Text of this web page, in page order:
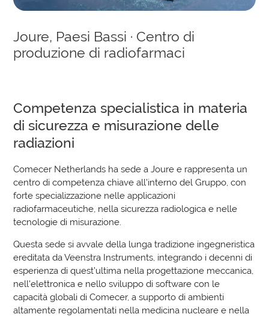
Joure, Paesi Bassi · Centro di
produzione di radiofarmaci
Competenza specialistica in materia
di sicurezza e misurazione delle
radiazioni
Comecer Netherlands ha sede a Joure e rappresenta un
centro di competenza chiave all'interno del Gruppo, con
forte specializzazione nelle applicazioni
radiofarmaceutiche, nella sicurezza radiologica e nelle
tecnologie di misurazione.
Questa sede si avvale della lunga tradizione ingegneristica
ereditata da Veenstra Instruments, integrando i decenni di
esperienza di quest’ultima nella progettazione meccanica,
nell'elettronica e nello sviluppo di software con le
capacità globali di Comecer, a supporto di ambienti
altamente regolamentati nella medicina nucleare e nella